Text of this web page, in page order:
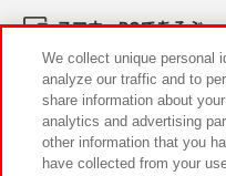
スマホ・PCであそぶ
イベント・キャンペーン
We collect unique personal
analyze our traffic and to
share information about
analytics and advertising
other information that you
have collected from your